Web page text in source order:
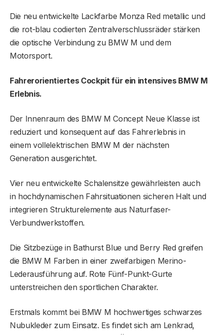
Die neu entwickelte Lackfarbe Monza Red metallic und
die rot-blau codierten Zentralverschlussräder stärken
die optische Verbindung zu BMW M und dem
Motorsport.
Fahrerorientiertes Cockpit für ein intensives BMW M
Erlebnis.
Der Innenraum des BMW M Concept Neue Klasse ist
reduziert und konsequent auf das Fahrerlebnis in
einem vollelektrischen BMW M der nächsten
Generation ausgerichtet.
Vier neu entwickelte Schalensitze gewährleisten auch
in hochdynamischen Fahrsituationen sicheren Halt und
integrieren Strukturelemente aus Naturfaser-
Verbundwerkstoffen.
Die Sitzbezüge in Bathurst Blue und Berry Red greifen
die BMW M Farben in einer zweifarbigen Merino-
Lederausführung auf. Rote Fünf-Punkt-Gurte
unterstreichen den sportlichen Charakter.
Erstmals kommt bei BMW M hochwertiges schwarzes
Nubukleder zum Einsatz. Es findet sich am Lenkrad,